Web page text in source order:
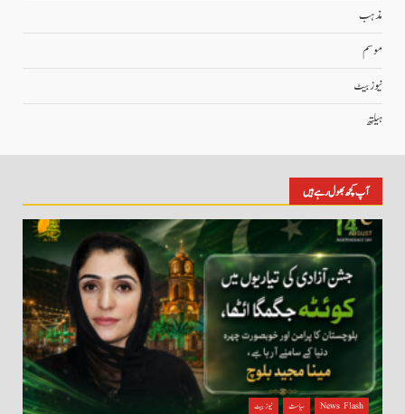
مذہب
موسم
نیوز بیٹ
ہیلتھ
آپ کچھ بھول رہے ہیں
News Flash سیاست نیوز بیٹ